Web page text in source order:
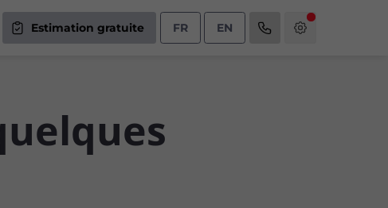
Estimation gratuite FR EN